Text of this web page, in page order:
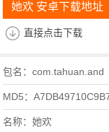
她欢 安卓下载地址
直接点击下载
包名：com.tahuan.and
MD5：
名称：她欢